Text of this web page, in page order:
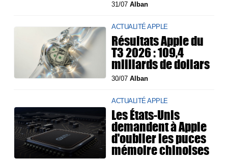
31/07Alban
ACTUALITÉ APPLE
Résultats Apple du
T3 2026 : 109,4
milliards de dollars
30/07Alban
ACTUALITÉ APPLE
Les États-Unis
demandent à Apple
d'oublier les puces
mémoire chinoises